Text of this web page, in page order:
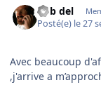
bob del
Posté(e) le 27
Avec beaucoup
,j'arrive a